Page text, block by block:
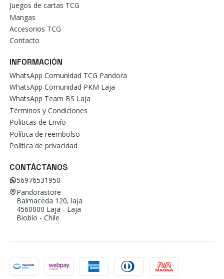
Juegos de cartas TCG
Mangas
Accesorios TCG
Contacto
INFORMACIÓN
WhatsApp Comunidad TCG Pandora
WhatsApp Comunidad PKM Laja
WhatsApp Team BS Laja
Términos y Condiciones
Politicas de Envío
Política de reembolso
Política de privacidad
CONTÁCTANOS
56976531950
Pandorastore
Balmaceda 120, laja
4560000 Laja - Laja
Biobío - Chile